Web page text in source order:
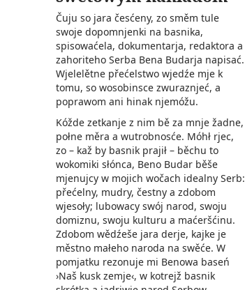
Čuju so jara česćeny, zo směm tule
swoje dopomnjenki na basnika,
spisowaćela, dokumentarja, redaktora a
zahoriteho Serba Bena Budarja napisać.
Wjelelětne přećelstwo wjedźe mje k
tomu, so wosobinsce zwuraznjeć, a
poprawom ani hinak njemóžu.
Kóžde zetkanje z nim bě za mnje žadne,
połne měra a wutrobnosće. Móhł rjec,
zo – kaž by basnik prajił – běchu to
wokomiki słónca, Beno Budar běše
mjenujcy w mojich wočach idealny Serb:
přećelny, mudry, čestny a zdobom
wjesoły; lubowacy swój narod, swoju
domiznu, swoju kulturu a maćeršćinu.
Zdobom wědźeše jara derje, kajke je
městno małeho naroda na swěće. W
pomjatku rezonuje mi Benowa baseń
›Naš kusk zemje‹, w kotrejž basnik